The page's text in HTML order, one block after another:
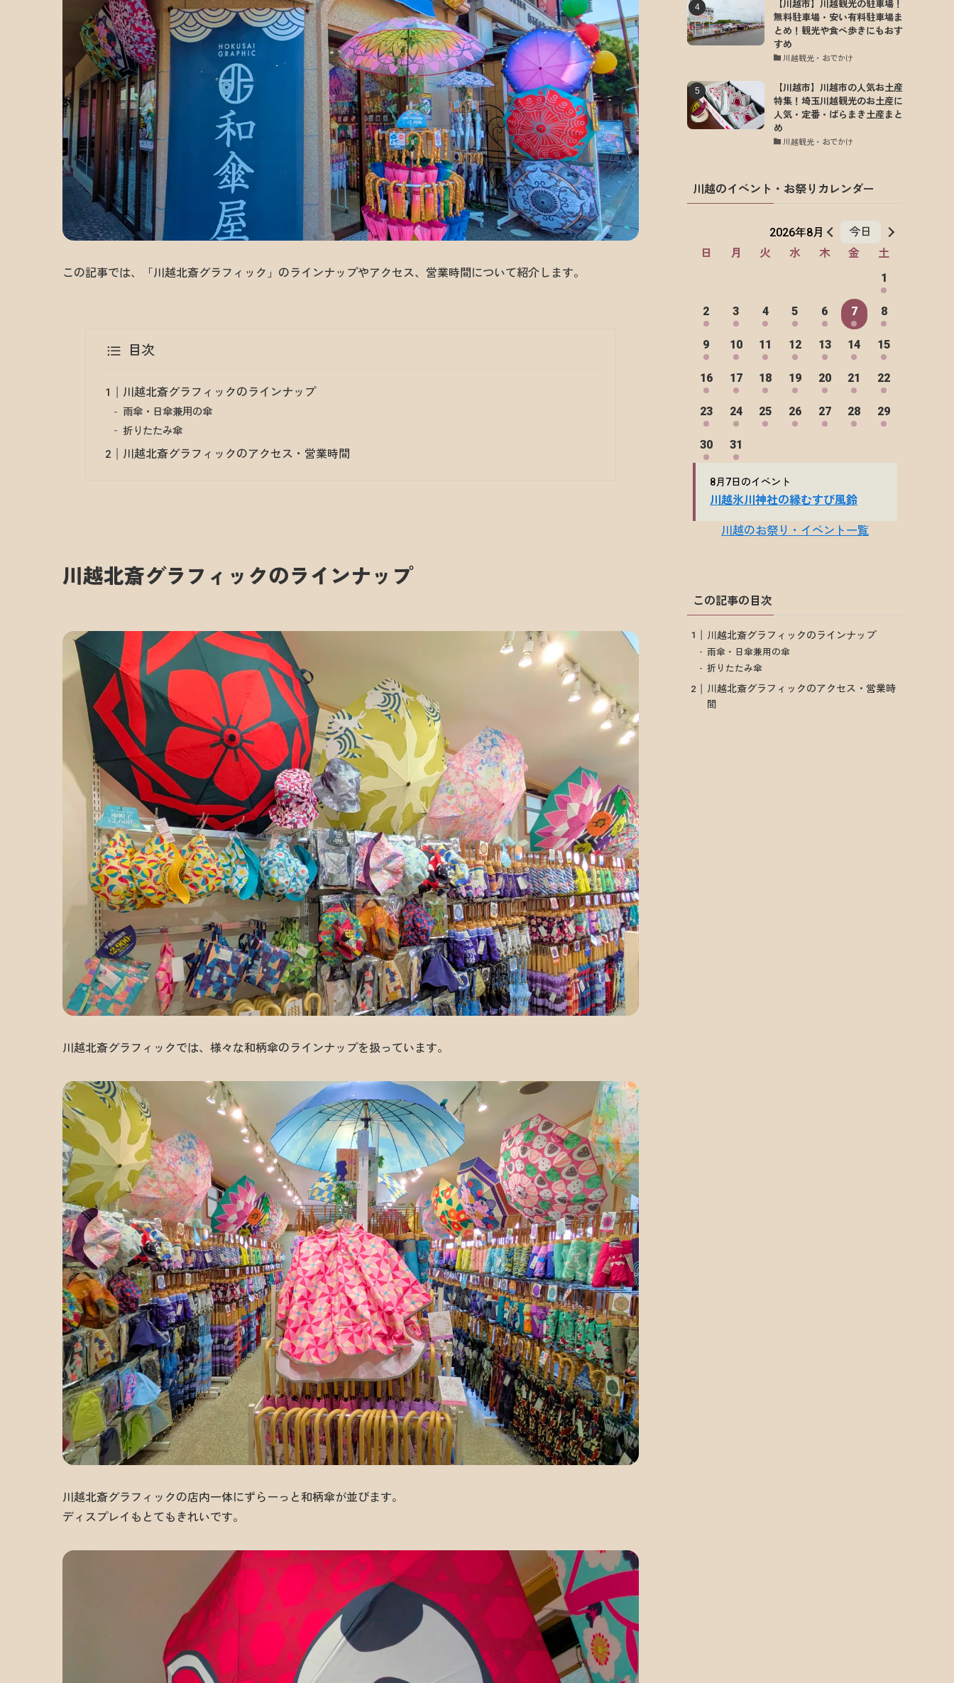
この記事では、「川越北斎グラフィック」のラインナップやアクセス、営業時間について紹介します。
目次
川越北斎グラフィックのラインナップ
雨傘・日傘兼用の傘
折りたたみ傘
川越北斎グラフィックのアクセス・営業時間
川越北斎グラフィックのラインナップ
川越北斎グラフィックでは、様々な和柄傘のラインナップを扱っています。
川越北斎グラフィックの店内一体にずらーっと和柄傘が並びます。
ディスプレイもとてもきれいです。
【川越市】川越観光の駐車場！
無料駐車場・安い有料駐車場ま
とめ！観光や食べ歩きにもおす
すめ
川越観光・おでかけ
【川越市】川越市の人気お土産
特集！埼玉川越観光のお土産に
人気・定番・ばらまき土産まと
め
川越観光・おでかけ
川越のイベント・お祭りカレンダー
この記事の目次
川越北斎グラフィックのラインナップ
雨傘・日傘兼用の傘
折りたたみ傘
川越北斎グラフィックのアクセス・営業時
間